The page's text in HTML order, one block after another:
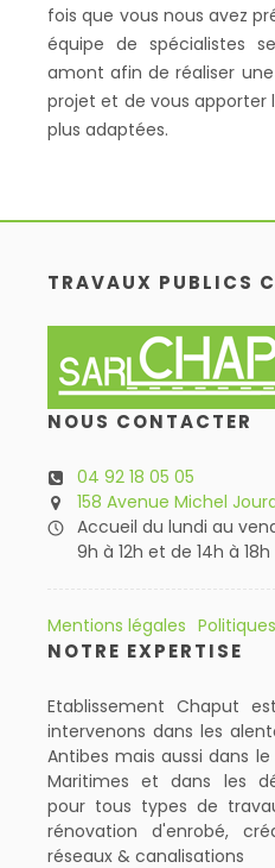
fois que vous nous avez
équipe de spécialistes
amont afin de réaliser
projet et de vous apporter
plus adaptées.
TRAVAUX PUBLICS
NOUS CONTACTER
04 92 18 05 05
158 Avenue Michel
Accueil du lundi au
9h à 12h et de 14h à 18h
Mentions légales
NOTRE EXPERTISE
Etablissement Chaput
intervenons dans les
Antibes mais aussi dans
Maritimes et dans les
pour tous types de
rénovation d'enrobé,
réseaux & canalisations